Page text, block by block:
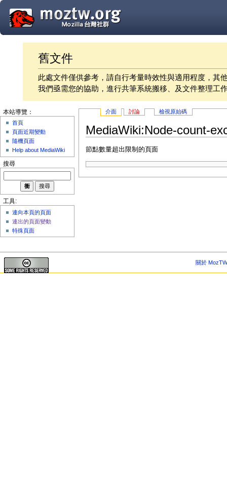
舊文件
此處文件僅供參考，請自行考量時效性與適用程度，其
我們亟需您的協助，進行共筆系統搬移、及文件整理工
介面 討論 檢視原始碼
MediaWiki:Node-count-
節點數量超出限制的頁面
本站導覽：
首頁
頁面近期變動
隨機頁面
Help about MediaWiki
搜尋
工具:
連向本頁的頁面
連出的頁面變動
特殊頁面
關於